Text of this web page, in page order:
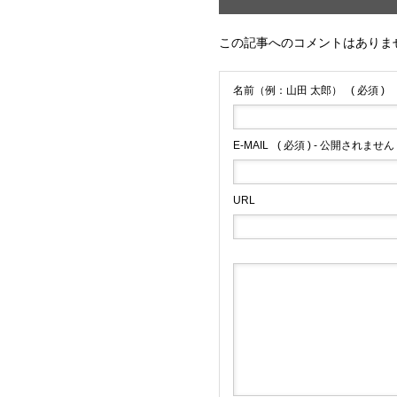
この記事へのコメントはありま
名前（例：山田 太郎） ( 必須 )
E-MAIL ( 必須 ) - 公開されません
URL